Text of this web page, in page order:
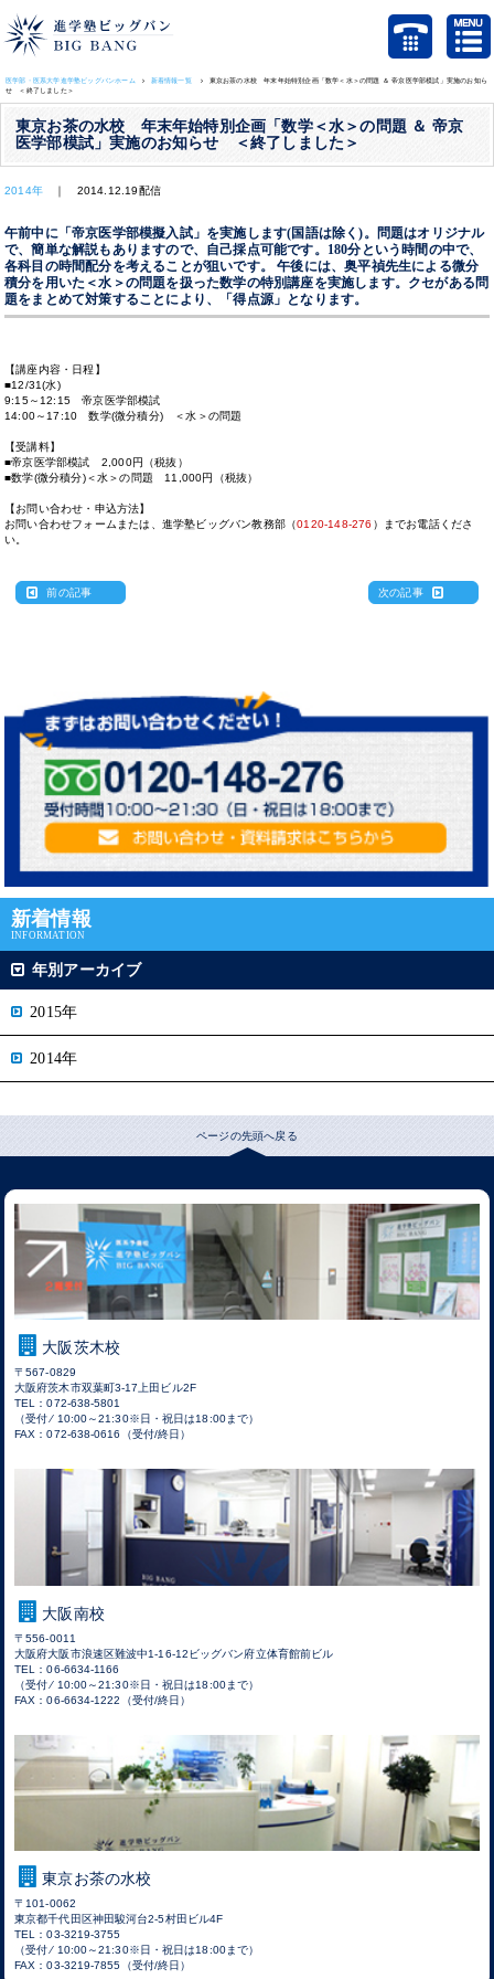
医学部・医系大学進学塾ビッグバンホーム 新着情報一覧
東京お茶の水校 年末年始特別企画「数学＜水＞の問題 ＆ 帝京医学部模試」実施のお知ら
せ ＜終了しました＞
東京お茶の水校 年末年始特別企画「数学＜水＞の問題 ＆ 帝京
医学部模試」実施のお知らせ ＜終了しました＞
2014年 ｜ 2014.12.19配信
午前中に「帝京医学部模擬入試」を実施します(国語は除く)。問題はオリジナル
で、簡単な解説もありますので、自己採点可能です。180分という時間の中で、
各科目の時間配分を考えることが狙いです。 午後には、奥平禎先生による微分
積分を用いた＜水＞の問題を扱った数学の特別講座を実施します。クセがある問
題をまとめて対策することにより、「得点源」となります。
【講座内容・日程】
■12/31(水)
9:15～12:15 帝京医学部模試
14:00～17:10 数学(微分積分) ＜水＞の問題
【受講料】
■帝京医学部模試 2,000円（税抜）
■数学(微分積分)＜水＞の問題 11,000円（税抜）
【お問い合わせ・申込方法】
お問い合わせフォームまたは、進学塾ビッグバン教務部（0120-148-276 ）までお電話くださ
い。
前の記事 次の記事
新着情報
INFORMATION
年別アーカイブ
2015年
2014年
ページの先頭へ戻る
大阪茨木校
〒567-0829
大阪府茨木市双葉町3-17上田ビル2F
TEL：072-638-5801
（受付 ⁄ 10:00～21:30※日・祝日は18:00まで）
FAX：072-638-0616（受付/終日）
大阪南校
〒556-0011
大阪府大阪市浪速区難波中1-16-12ビッグバン府立体育館前ビル
TEL：06-6634-1166
（受付 ⁄ 10:00～21:30※日・祝日は18:00まで）
FAX：06-6634-1222（受付/終日）
東京お茶の水校
〒101-0062
東京都千代田区神田駿河台2-5村田ビル4F
TEL：03-3219-3755
（受付 ⁄ 10:00～21:30※日・祝日は18:00まで）
FAX：03-3219-7855（受付/終日）